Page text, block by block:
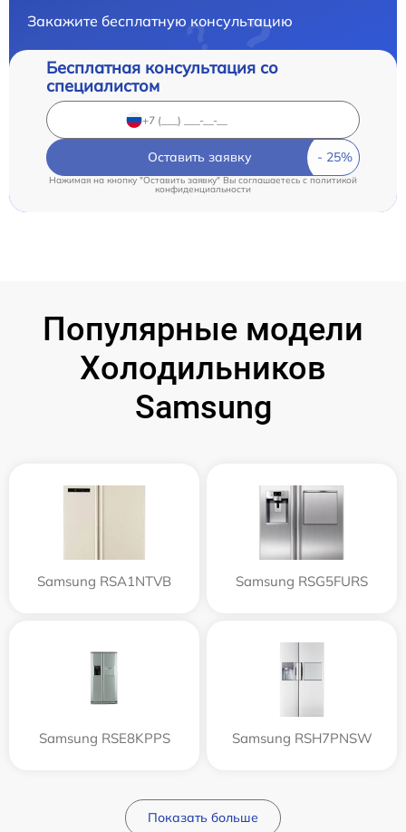
Закажите бесплатную консультацию
Бесплатная консультация со
специалистом
Оставить заявку
Нажимая на кнопку "Оставить заявку" Вы соглашаетесь c политикой
конфиденциальности
Популярные модели
Холодильников
Samsung
Samsung RSA1NTVB Samsung RSG5FURS
Samsung RSE8KPPS Samsung RSH7PNSW
Показать больше